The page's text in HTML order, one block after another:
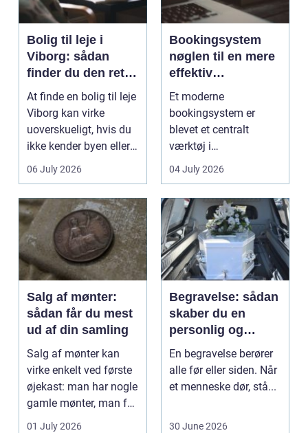
Bolig til leje i
Viborg: sådan
finder du den rette
lejlighed
At finde en bolig til leje
Viborg kan virke
uoverskueligt, hvis du
ikke kender byen eller
det lokale...
06 July 2026
Bookingsystem
nøglen til en mere
effektiv
klinikhverdag
Et moderne
bookingsystem er
blevet et centralt
værktøj i
sundhedssektoren.
Klinikker, praksis og
beh...
04 July 2026
Salg af mønter:
sådan får du mest
ud af din samling
Salg af mønter kan
virke enkelt ved første
øjekast: man har nogle
gamle mønter, man får
dem vurderet...
01 July 2026
Begravelse: sådan
skaber du en
personlig og
respektfuld afsked
En begravelse berører
alle før eller siden. Når
et menneske dør, stå...
30 June 2026